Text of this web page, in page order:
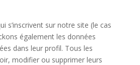
s’inscrivent sur notre site (le cas
également les données
dans leur profil. Tous les
modifier ou supprimer leurs